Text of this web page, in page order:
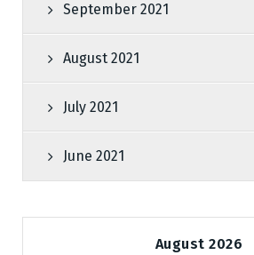
September 2021
August 2021
July 2021
June 2021
August 2026